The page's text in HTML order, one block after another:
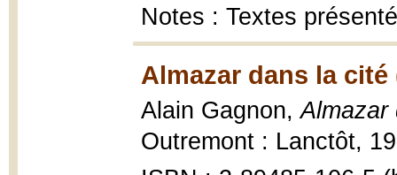
Notes : Textes
Almazar dans la cité
Alain Gagnon,Almazar
Outremont : Lanctôt,